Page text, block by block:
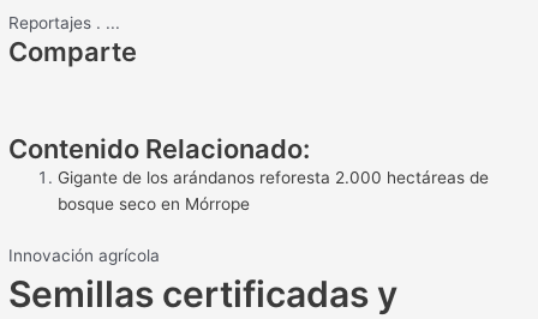
Reportajes . ...
Comparte
Contenido Relacionado:
Gigante de los arándanos reforesta 2.000 hectáreas de
bosque seco en Mórrope
Innovación agrícola
Semillas certificadas y